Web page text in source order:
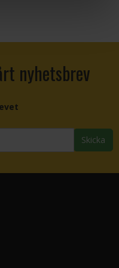
nyhetsbrev
Skicka